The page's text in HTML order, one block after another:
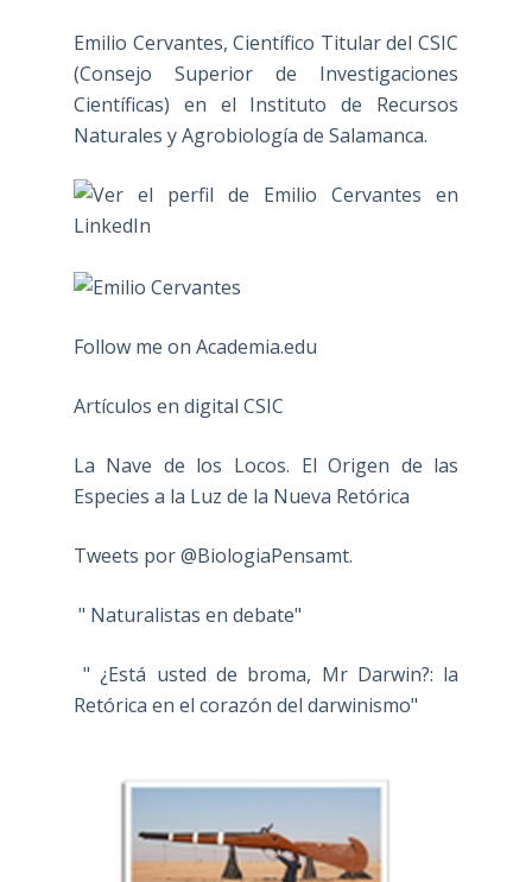
Emilio Cervantes, Científico Titular del CSIC
(Consejo Superior de Investigaciones
Científicas) en el Instituto de Recursos
Naturales y Agrobiología de Salamanca.
Follow me on Academia.edu
Artículos en digital CSIC
La Nave de los Locos. El Origen de las
Especies a la Luz de la Nueva Retórica
Tweets por @BiologiaPensamt.
" Naturalistas en debate"
" ¿Está usted de broma, Mr Darwin?: la
Retórica en el corazón del darwinismo"